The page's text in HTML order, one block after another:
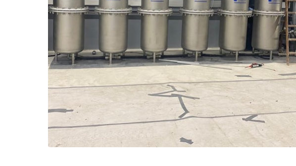
Desinfektion
Startseite
Prozess &